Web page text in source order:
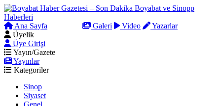
Ana Sayfa Galeri Video
Yazarlar
Üyelik
Üye Girişi
Yayın/Gazete
Yayınlar
Kategoriler
Sinop
Siyaset
Genel